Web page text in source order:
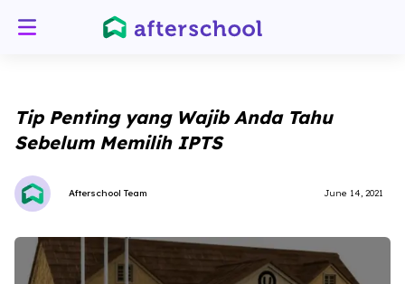
Tip Penting yang Wajib Anda Tahu
Sebelum Memilih IPTS
Afterschool Team June 14, 2021